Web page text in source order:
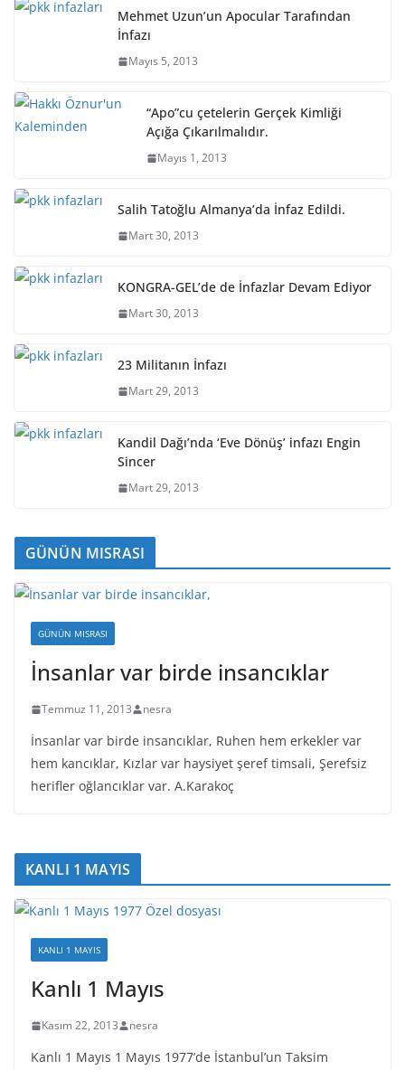
Mehmet Uzun’un Apocular Tarafından
İnfazı
Mayıs 5, 2013
“Apo”cu çetelerin Gerçek Kimliği
Açığa Çıkarılmalıdır.
Mayıs 1, 2013
Salih Tatoğlu Almanya’da İnfaz Edildi.
Mart 30, 2013
KONGRA-GEL’de de İnfazlar Devam Ediyor
Mart 30, 2013
23 Militanın İnfazı
Mart 29, 2013
Kandil Dağı’nda ‘Eve Dönüş’ infazı Engin
Sincer
Mart 29, 2013
GÜNÜN MISRASI
GÜNÜN MISRASI
İnsanlar var birde insancıklar
Temmuz 11, 2013 nesra
İnsanlar var birde insancıklar, Ruhen hem erkekler var
hem kancıklar, Kızlar var haysiyet şeref timsali, Şerefsiz
herifler oğlancıklar var. A.Karakoç
KANLI 1 MAYIS
KANLI 1 MAYIS
Kanlı 1 Mayıs
Kasım 22, 2013 nesra
Kanlı 1 Mayıs 1 Mayıs 1977’de İstanbul’un Taksim